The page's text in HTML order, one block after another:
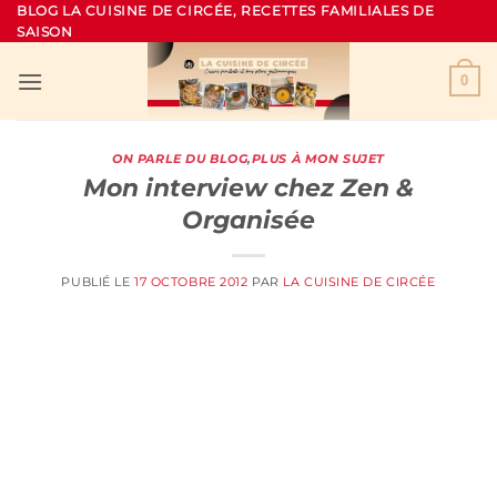
Passer
au
BLOG LA CUISINE DE CIRCÉE, RECETTES FAMILIALES DE
SAISON
0
ON PARLE DU BLOG,PLUS À MON SUJET
Mon interview chez Zen &
Organisée
PUBLIÉ LE17 OCTOBRE 2012 PAR LA CUISINE DE CIRCÉE